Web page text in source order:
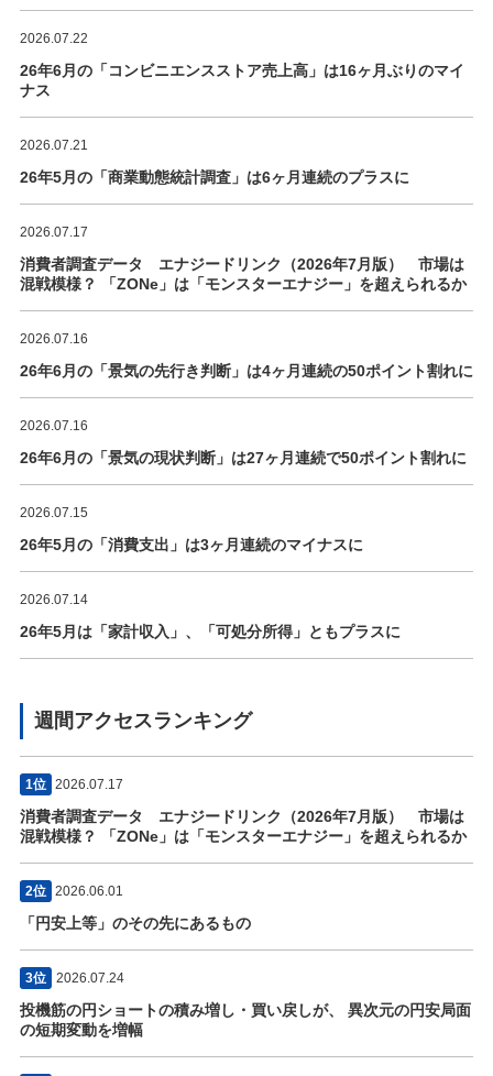
2026.07.22
26年6月の「コンビニエンスストア売上高」は16ヶ月ぶりのマイ
ナス
2026.07.21
26年5月の「商業動態統計調査」は6ヶ月連続のプラスに
2026.07.17
消費者調査データ エナジードリンク（2026年7月版） 市場は
混戦模様？ 「ZONe」は「モンスターエナジー」を超えられるか
2026.07.16
26年6月の「景気の先行き判断」は4ヶ月連続の50ポイント割れに
2026.07.16
26年6月の「景気の現状判断」は27ヶ月連続で50ポイント割れに
2026.07.15
26年5月の「消費支出」は3ヶ月連続のマイナスに
2026.07.14
26年5月は「家計収入」、「可処分所得」ともプラスに
週間アクセスランキング
1位 2026.07.17
消費者調査データ エナジードリンク（2026年7月版） 市場は
混戦模様？ 「ZONe」は「モンスターエナジー」を超えられるか
2位 2026.06.01
「円安上等」のその先にあるもの
3位 2026.07.24
投機筋の円ショートの積み増し・買い戻しが、 異次元の円安局面
の短期変動を増幅